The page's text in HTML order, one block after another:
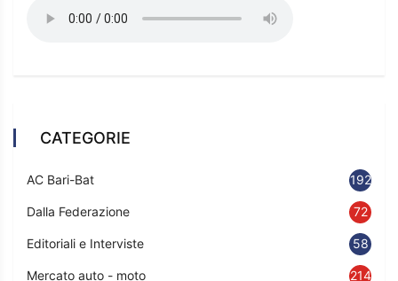
CATEGORIE
AC Bari-Bat 192
Dalla Federazione 72
Editoriali e Interviste 58
Mercato auto - moto 214